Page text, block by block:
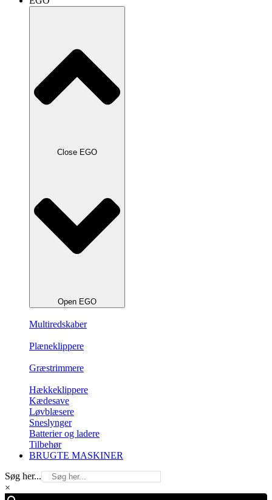
Close EGO
Open EGO
Multiredskaber
Plæneklippere
Græstrimmere
Hækkeklippere
Kædesave
Løvblæsere
Sneslynger
Batterier og ladere
Tilbehør
BRUGTE MASKINER
Søg her...
×